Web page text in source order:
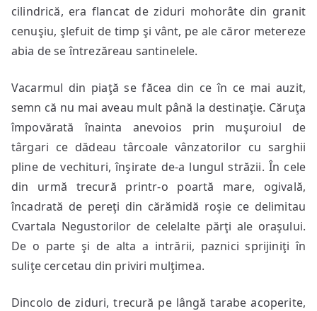
cilindrică, era flancat de ziduri mohorâte din granit
cenuşiu, şlefuit de timp şi vânt, pe ale căror metereze
abia de se întrezăreau santinelele.
Vacarmul din piaţă se făcea din ce în ce mai auzit,
semn că nu mai aveau mult până la destinaţie. Căruţa
împovărată înainta anevoios prin muşuroiul de
târgari ce dădeau târcoale vânzatorilor cu sarghii
pline de vechituri, înşirate de-a lungul străzii. În cele
din urmă trecură printr-o poartă mare, ogivală,
încadrată de pereţi din cărămidă roşie ce delimitau
Cvartala Negustorilor de celelalte părţi ale oraşului.
De o parte şi de alta a intrării, paznici sprijiniţi în
suliţe cercetau din priviri mulţimea.
Dincolo de ziduri, trecură pe lângă tarabe acoperite,